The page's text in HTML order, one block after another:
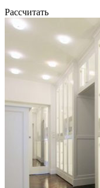
Рассчитать